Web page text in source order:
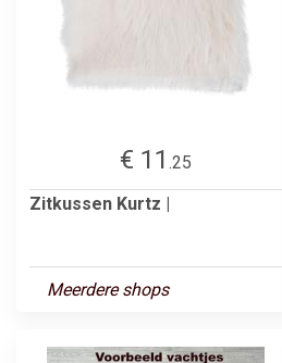
€ 11 .25
Zitkussen Kurtz |
Meerdere shops